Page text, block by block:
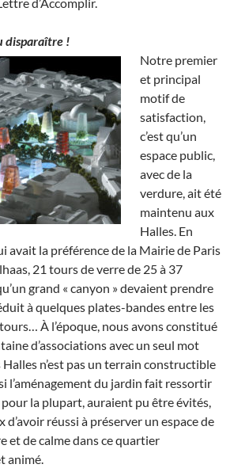
disparaître !
Notre premier
et principal
motif de
satisfaction,
c’est qu’un
espace public,
avec de la
verdure, ait été
maintenu aux
Halles. En
avait la préférence de la Mairie de Paris
21 tours de verre de 25 à 37
grand « canyon » devaient prendre
à quelques plates-bandes entre les
À l’époque, nous avons constitué
d’associations avec un seul mot
Halles n’est pas un terrain constructible
l’aménagement du jardin fait ressortir
la plupart, auraient pu être évités,
d’avoir réussi à préserver un espace de
et de calme dans ce quartier
animé.